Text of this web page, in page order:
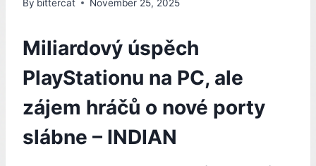
By bittercat November 25, 2025
Miliardový úspěch
PlayStationu na PC, ale
zájem hráčů o nové porty
slábne – INDIAN